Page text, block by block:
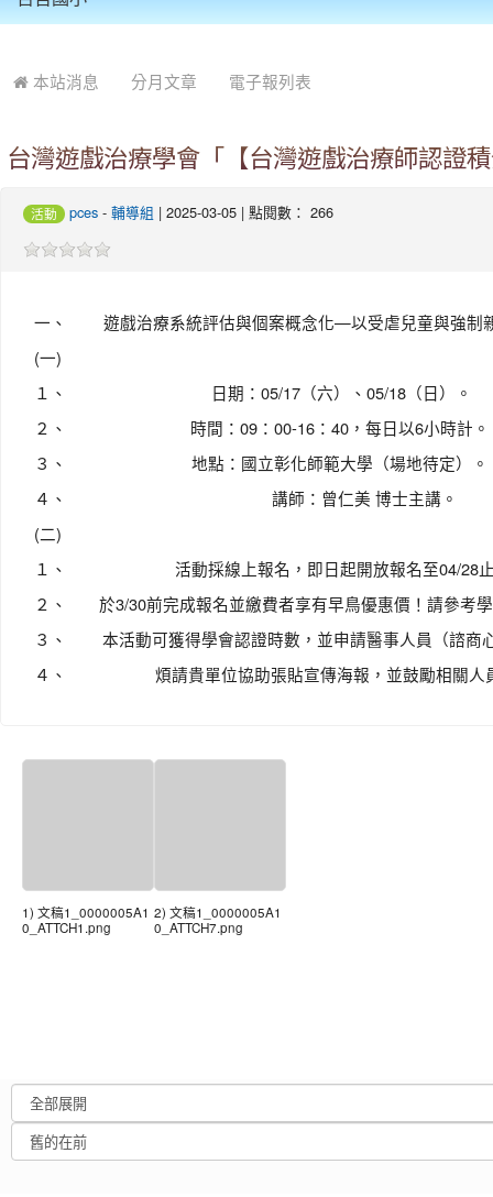
本站消息 分月文章 電子報列表
台灣遊戲治療學會「【台灣遊戲治療師認證
活動 pces - 輔導組 | 2025-03-05 | 點閱數： 266
一、
遊戲治療系統評估與個案概念化—以受虐兒童與強制
(一)
１、
日期：05/17（六）、05/18（日）。
２、
時間：09：00-16：40，每日以6小時計。
３、
地點：國立彰化師範大學（場地待定）。
４、
講師：曾仁美 博士主講。
(二)
１、
活動採線上報名，即日起開放報名至04/28
２、
於3/30前完成報名並繳費者享有早鳥優惠價！請參考
３、
本活動可獲得學會認證時數，並申請醫事人員（諮
４、
煩請貴單位協助張貼宣傳海報，並鼓勵相關人
1) 文稿1_0000005A1
0_ATTCH1.png
2) 文稿1_0000005A1
0_ATTCH7.png